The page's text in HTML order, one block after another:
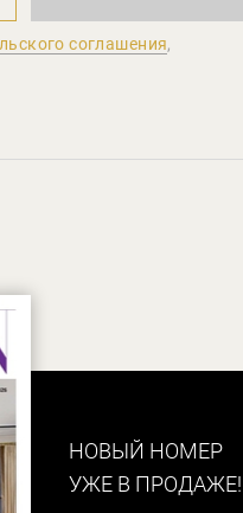
соглашения,
НОВЫЙ НОМЕР
УЖЕ В ПРОДАЖЕ!